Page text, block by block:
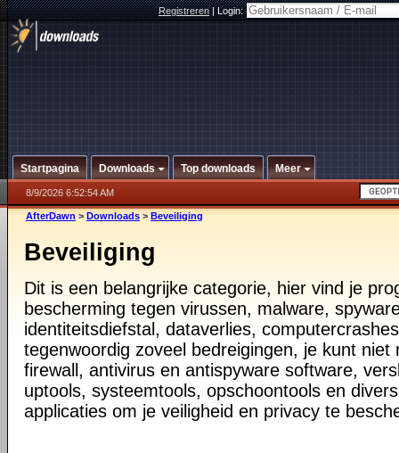
Registreren|Login:
Startpagina Downloads Top downloads Meer
8/9/2026 6:52:54 AM
AfterDawn > Downloads > Beveiliging
Beveiliging
Dit is een belangrijke categorie, hier vind je
bescherming tegen virussen, malware,
identiteitsdiefstal, dataverlies,
tegenwoordig zoveel bedreigingen, je kunt
firewall, antivirus en antispyware software,
uptools, systeemtools, opschoontools en
applicaties om je veiligheid en privacy te